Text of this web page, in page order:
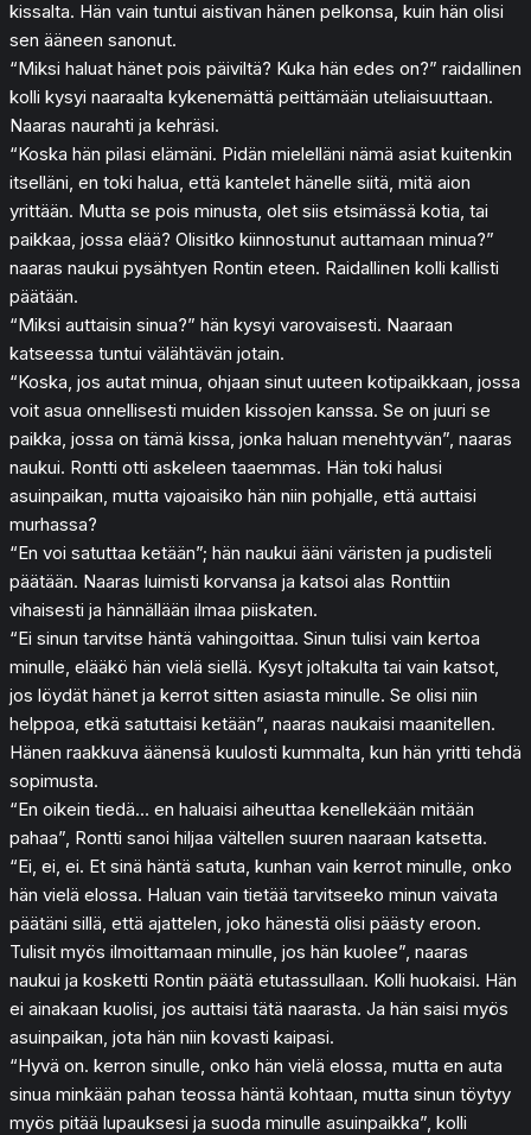
kissalta. Hän vain tuntui aistivan hänen pelkonsa, kuin hän olisi
sen ääneen sanonut.
“Miksi haluat hänet pois päiviltä? Kuka hän edes on?” raidallinen
kolli kysyi naaraalta kykenemättä peittämään uteliaisuuttaan.
Naaras naurahti ja kehräsi.
“Koska hän pilasi elämäni. Pidän mielelläni nämä asiat kuitenkin
itselläni, en toki halua, että kantelet hänelle siitä, mitä aion
yrittään. Mutta se pois minusta, olet siis etsimässä kotia, tai
paikkaa, jossa elää? Olisitko kiinnostunut auttamaan minua?”
naaras naukui pysähtyen Rontin eteen. Raidallinen kolli kallisti
päätään.
“Miksi auttaisin sinua?” hän kysyi varovaisesti. Naaraan
katseessa tuntui välähtävän jotain.
“Koska, jos autat minua, ohjaan sinut uuteen kotipaikkaan, jossa
voit asua onnellisesti muiden kissojen kanssa. Se on juuri se
paikka, jossa on tämä kissa, jonka haluan menehtyvän”, naaras
naukui. Rontti otti askeleen taaemmas. Hän toki halusi
asuinpaikan, mutta vajoaisiko hän niin pohjalle, että auttaisi
murhassa?
“En voi satuttaa ketään”; hän naukui ääni väristen ja pudisteli
päätään. Naaras luimisti korvansa ja katsoi alas Ronttiin
vihaisesti ja hännällään ilmaa piiskaten.
“Ei sinun tarvitse häntä vahingoittaa. Sinun tulisi vain kertoa
minulle, elääkö hän vielä siellä. Kysyt joltakulta tai vain katsot,
jos löydät hänet ja kerrot sitten asiasta minulle. Se olisi niin
helppoa, etkä satuttaisi ketään”, naaras naukaisi maanitellen.
Hänen raakkuva äänensä kuulosti kummalta, kun hän yritti tehdä
sopimusta.
“En oikein tiedä… en haluaisi aiheuttaa kenellekään mitään
pahaa”, Rontti sanoi hiljaa vältellen suuren naaraan katsetta.
“Ei, ei, ei. Et sinä häntä satuta, kunhan vain kerrot minulle, onko
hän vielä elossa. Haluan vain tietää tarvitseeko minun vaivata
päätäni sillä, että ajattelen, joko hänestä olisi päästy eroon.
Tulisit myös ilmoittamaan minulle, jos hän kuolee”, naaras
naukui ja kosketti Rontin päätä etutassullaan. Kolli huokaisi. Hän
ei ainakaan kuolisi, jos auttaisi tätä naarasta. Ja hän saisi myös
asuinpaikan, jota hän niin kovasti kaipasi.
“Hyvä on. kerron sinulle, onko hän vielä elossa, mutta en auta
sinua minkään pahan teossa häntä kohtaan, mutta sinun töytyy
myös pitää lupauksesi ja suoda minulle asuinpaikka”, kolli